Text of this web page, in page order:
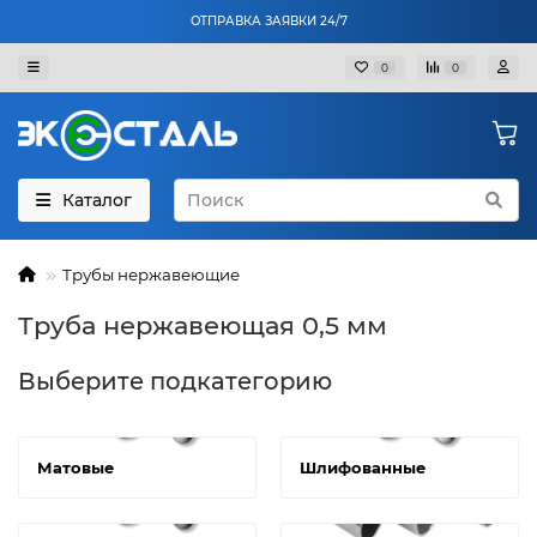
ОТПРАВКА ЗАЯВКИ 24/7
0 0
Каталог
Трубы нержавеющие
Труба нержавеющая 0,5 мм
Выберите подкатегорию
Матовые Шлифованные